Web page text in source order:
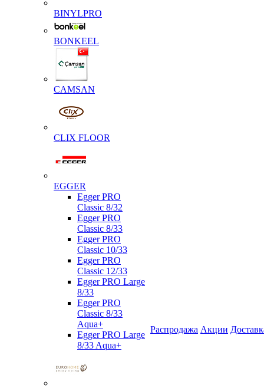
BINYLPRO
BONKEEL
CAMSAN
CLIX FLOOR
EGGER
Egger PRO
Classic 8/32
Egger PRO
Classic 8/33
Egger PRO
Classic 10/33
Egger PRO
Classic 12/33
Egger PRO Large
8/33
Egger PRO
Classic 8/33
Aqua+
Egger PRO Large
8/33 Aqua+
Распродажа Акции